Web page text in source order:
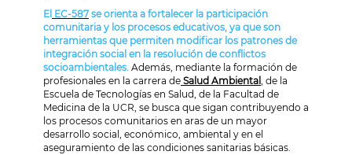
El EC-587 se orienta a fortalecer la participación
comunitaria y los procesos educativos, ya que son
herramientas que permiten modificar los patrones de
integración social en la resolución de conflictos
socioambientales. Además, mediante la formación de
profesionales en la carrera de Salud Ambiental , de la
Escuela de Tecnologías en Salud, de la Facultad de
Medicina de la UCR, se busca que sigan contribuyendo a
los procesos comunitarios en aras de un mayor
desarrollo social, económico, ambiental y en el
aseguramiento de las condiciones sanitarias básicas.